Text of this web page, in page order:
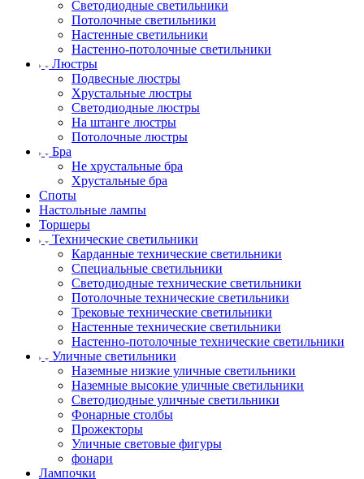
Светодиодные светильники
Потолочные светильники
Настенные светильники
Настенно-потолочные светильники
Люстры
Подвесные люстры
Хрустальные люстры
Светодиодные люстры
На штанге люстры
Потолочные люстры
Бра
Не хрустальные бра
Хрустальные бра
Споты
Настольные лампы
Торшеры
Технические светильники
Карданные технические светильники
Специальные светильники
Светодиодные технические светильники
Потолочные технические светильники
Трековые технические светильники
Настенные технические светильники
Настенно-потолочные технические светильники
Уличные светильники
Наземные низкие уличные светильники
Наземные высокие уличные светильники
Светодиодные уличные светильники
Фонарные столбы
Прожекторы
Уличные световые фигуры
фонари
Лампочки